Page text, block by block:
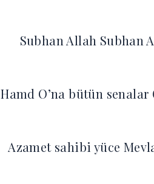
Subhan Allah Subhan
Hamd O’na bütün senalar
Azamet sahibi yüce